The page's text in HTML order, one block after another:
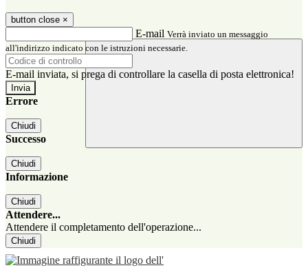
button close ×
E-mail Verrà inviato un messaggio
all'indirizzo indicato con le istruzioni necessarie.
E-mail inviata, si prega di controllare la casella di posta elettronica!
Errore
Chiudi
Successo
Chiudi
Informazione
Chiudi
Attendere...
Attendere il completamento dell'operazione...
Chiudi